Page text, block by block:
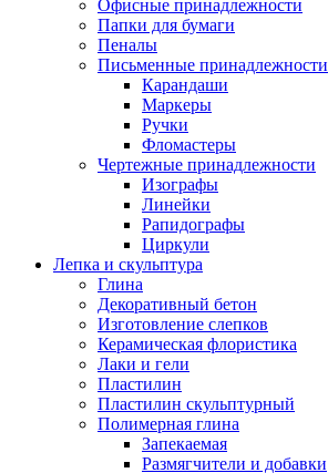
Офисные принадлежности
Папки для бумаги
Пеналы
Письменные принадлежности
Карандаши
Маркеры
Ручки
Фломастеры
Чертежные принадлежности
Изографы
Линейки
Рапидографы
Циркули
Лепка и скульптура
Глина
Декоративный бетон
Изготовление слепков
Керамическая флористика
Лаки и гели
Пластилин
Пластилин скульптурный
Полимерная глина
Запекаемая
Размягчители и добавки